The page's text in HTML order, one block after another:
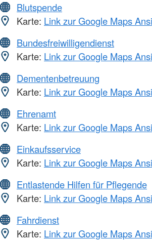
Blutspende
Karte: Link zur Google Maps
Bundesfreiwilligendienst
Karte: Link zur Google Maps
Dementenbetreuung
Karte: Link zur Google Maps
Ehrenamt
Karte: Link zur Google Maps
Einkaufsservice
Karte: Link zur Google Maps
Entlastende Hilfen für Pflegende
Karte: Link zur Google Maps
Fahrdienst
Karte: Link zur Google Maps